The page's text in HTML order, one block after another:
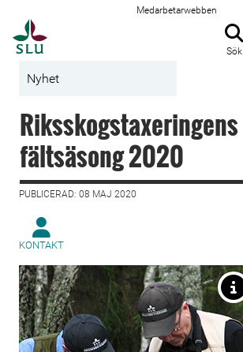
Medarbetarwebben
Sök
Nyhet
Riksskogstaxeringens
fältsäsong 2020
PUBLICERAD: 08 MAJ 2020
KONTAKT